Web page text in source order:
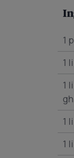
1
1
1
1
1